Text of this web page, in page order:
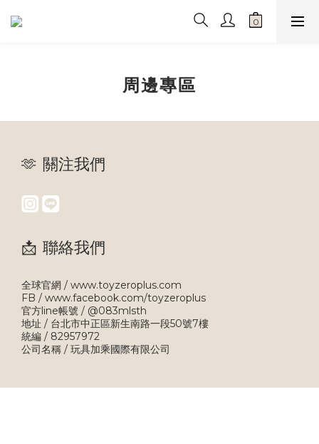
周邊專區
🫶 關注我們
📩 聯絡我們
全球官網 / www.toyzeroplus.com
FB / www.facebook.com/toyzeroplus
官方line帳號 / @083mlsth
地址 / 台北市中正區新生南路一段50號7樓
統編 / 82957972
公司名稱 / 玩具加乘國際有限公司